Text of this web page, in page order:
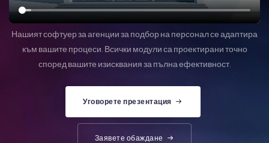
Нашият софтуер за агенции за подбор на персонал се адаптира
към вашите процеси. Всички модули са проектирани точно
според вашите изисквания за пълна ефективност.
Уговорете презентация
Заявете обаждане